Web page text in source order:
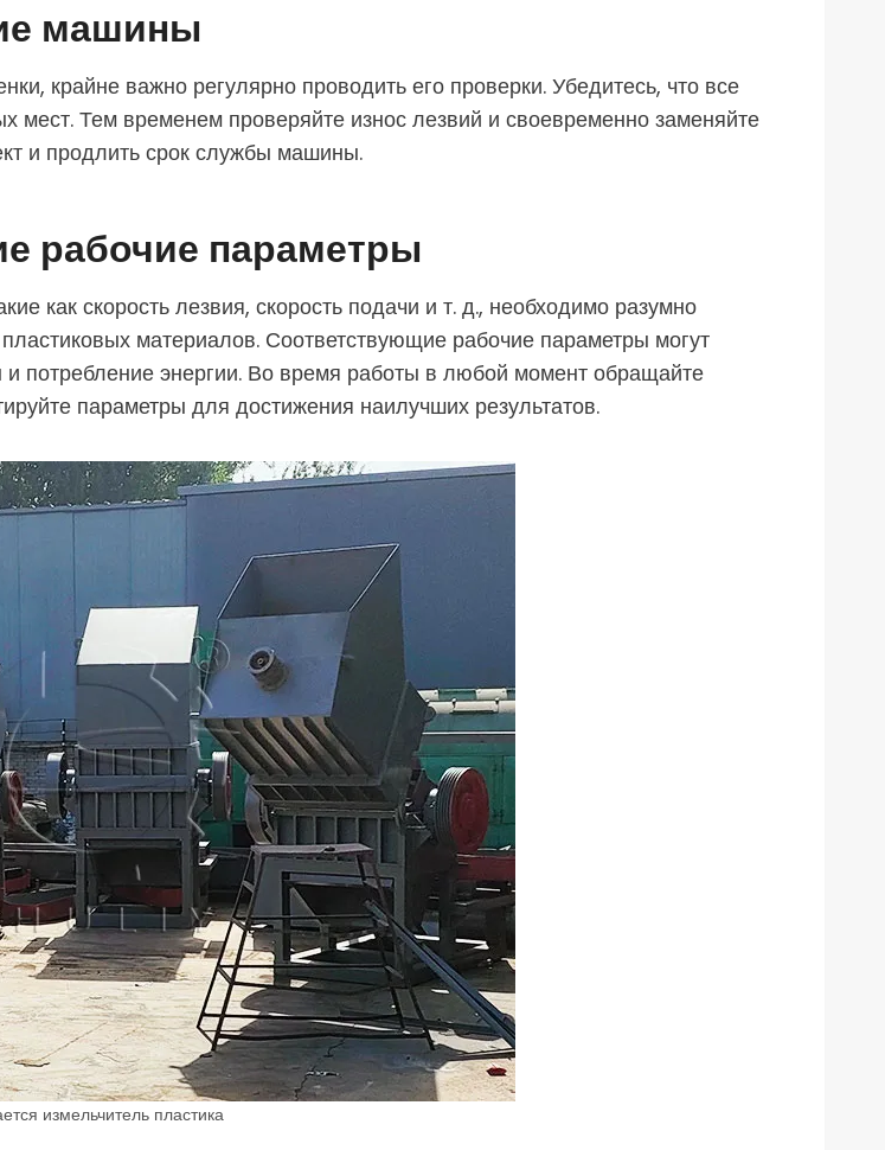
машины
крайне важно регулярно проводить его проверки. Убедитесь, что все
мест. Тем временем проверяйте износ лезвий и своевременно заменяйте
и продлить срок службы машины.
рабочие параметры
как скорость лезвия, скорость подачи и т. д., необходимо разумно
материалов. Соответствующие рабочие параметры могут
потребление энергии. Во время работы в любой момент обращайте
параметры для достижения наилучших результатов.
измельчитель пластика